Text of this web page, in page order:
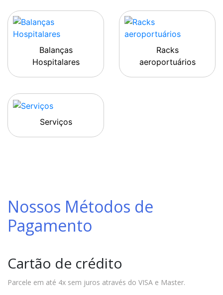
Balanças
Hospitalares
Racks
aeroportuários
Serviços
Nossos Métodos de
Pagamento
Cartão de crédito
Parcele em até 4x sem juros através do VISA e Master.